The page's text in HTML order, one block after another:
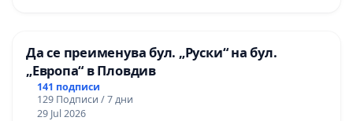
Да се преименува бул. „Руски“ на бул.
„Европа“ в Пловдив
141 подписи
129 Подписи / 7 дни
29 Jul 2026